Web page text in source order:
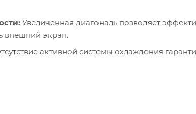
Увеличенная диагональ позволяет
внешний экран.
активной системы охлаждения